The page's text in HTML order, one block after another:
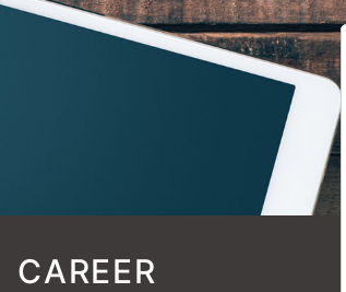
CAREER